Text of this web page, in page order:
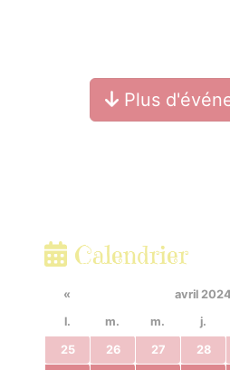
Plus
Calendrier
« avril 2024
l.
m. m. j.
25 26 27 28